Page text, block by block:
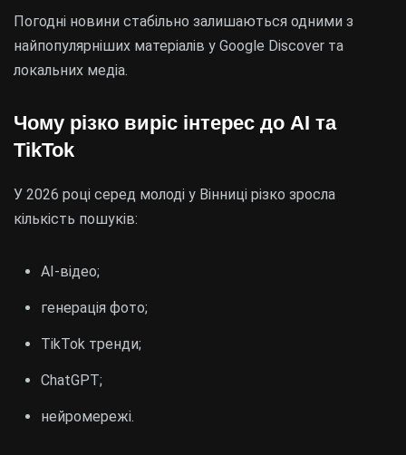
Погодні новини стабільно залишаються одними з
найпопулярніших матеріалів у Google Discover та
локальних медіа.
Чому різко виріс інтерес до AI та
TikTok
У 2026 році серед молоді у Вінниці різко зросла
кількість пошуків:
AI-відео;
генерація фото;
TikTok тренди;
ChatGPT;
нейромережі.